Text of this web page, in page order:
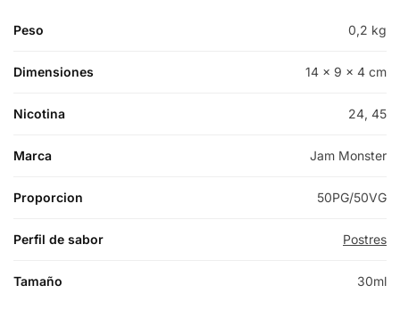
Peso 0,2 kg
Dimensiones 14 × 9 × 4 cm
Nicotina 24, 45
Marca Jam Monster
Proporcion 50PG/50VG
Perfil de sabor Postres
Tamaño 30ml